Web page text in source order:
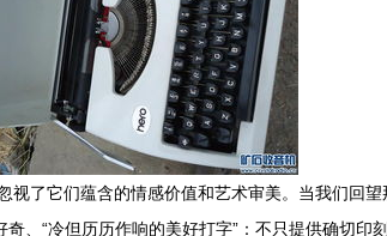
了它们蕴含的情感价值和艺术审美。当我们回
、“冷但历历作响的美好打字”：不只提供确切印